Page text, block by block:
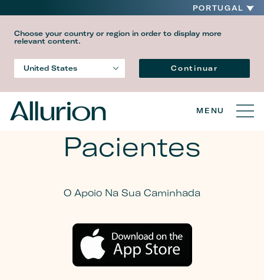
PORTUGAL
Choose your country or region in order to display more
relevant content.
United States Continuar
MENU
Pacientes
O Apoio Na Sua Caminhada